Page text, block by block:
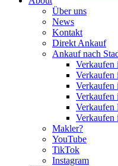
Über uns
News
Kontakt
Direkt Ankauf
Ankauf nach
Verkaufen
Verkaufen
Verkaufen
Verkaufen
Verkaufen
Verkaufen
Makler?
YouTube
TikTok
Instagram